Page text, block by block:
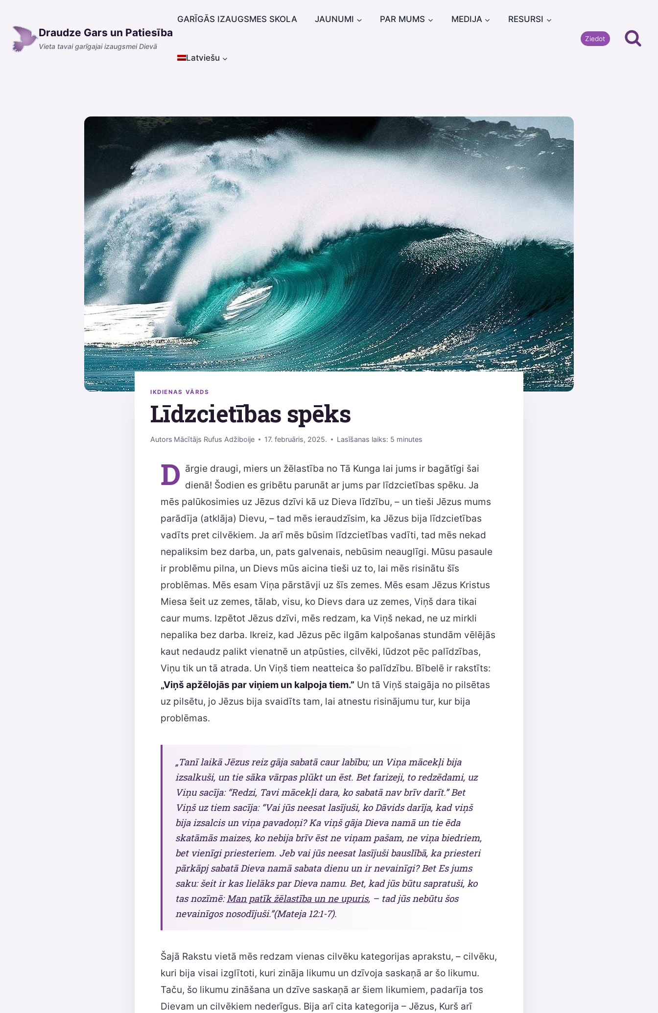
content
Draudze Gars un Patiesība
Vieta tavai garīgajai izaugsmei Dievā
GARĪGĀS IZAUGSMES SKOLA JAUNUMI PAR MUMS MEDIJA RESURSI
Latviešu
Ziedot
IKDIENAS VĀRDS
Līdzcietības spēks
Autors Mācītājs Rufus Adžiboije 17. februāris, 2025. Lasīšanas laiks: 5 minutes
D ārgie draugi, miers un žēlastība no Tā Kunga lai jums ir bagātīgi šai
dienā! Šodien es gribētu parunāt ar jums par līdzcietības spēku. Ja
mēs palūkosimies uz Jēzus dzīvi kā uz Dieva līdzību, – un tieši Jēzus mums
parādīja (atklāja) Dievu, – tad mēs ieraudzīsim, ka Jēzus bija līdzcietības
vadīts pret cilvēkiem. Ja arī mēs būsim līdzcietības vadīti, tad mēs nekad
nepaliksim bez darba, un, pats galvenais, nebūsim neauglīgi. Mūsu pasaule
ir problēmu pilna, un Dievs mūs aicina tieši uz to, lai mēs risinātu šīs
problēmas. Mēs esam Viņa pārstāvji uz šīs zemes. Mēs esam Jēzus Kristus
Miesa šeit uz zemes, tālab, visu, ko Dievs dara uz zemes, Viņš dara tikai
caur mums. Izpētot Jēzus dzīvi, mēs redzam, ka Viņš nekad, ne uz mirkli
nepalika bez darba. Ikreiz, kad Jēzus pēc ilgām kalpošanas stundām vēlējās
kaut nedaudz palikt vienatnē un atpūsties, cilvēki, lūdzot pēc palīdzības,
Viņu tik un tā atrada. Un Viņš tiem neatteica šo palīdzību. Bībelē ir rakstīts:
„Viņš apžēlojās par viņiem un kalpoja tiem.” Un tā Viņš staigāja no pilsētas
uz pilsētu, jo Jēzus bija svaidīts tam, lai atnestu risinājumu tur, kur bija
problēmas.
„Tanī laikā Jēzus reiz gāja sabatā caur labību; un Viņa mācekļi bija
izsalkuši, un tie sāka vārpas plūkt un ēst. Bet farizeji, to redzēdami, uz
Viņu sacīja: “Redzi, Tavi mācekļi dara, ko sabatā nav brīv darīt.” Bet
Viņš uz tiem sacīja: “Vai jūs neesat lasījuši, ko Dāvids darīja, kad viņš
bija izsalcis un viņa pavadoņi? Ka viņš gāja Dieva namā un tie ēda
skatāmās maizes, ko nebija brīv ēst ne viņam pašam, ne viņa biedriem,
bet vienīgi priesteriem. Jeb vai jūs neesat lasījuši bauslībā, ka priesteri
pārkāpj sabatā Dieva namā sabata dienu un ir nevainīgi? Bet Es jums
saku: šeit ir kas lielāks par Dieva namu. Bet, kad jūs būtu sapratuši, ko
tas nozīmē:Man patīk žēlastība un ne upuris, – tad jūs nebūtu šos
nevainīgos nosodījuši.”(Mateja 12:1-7).
Šajā Rakstu vietā mēs redzam vienas cilvēku kategorijas aprakstu, – cilvēku,
kuri bija visai izglītoti, kuri zināja likumu un dzīvoja saskaņā ar šo likumu.
Taču, šo likumu zināšana un dzīve saskaņā ar šiem likumiem, padarīja tos
Dievam un cilvēkiem nederīgus. Bija arī cita kategorija – Jēzus, Kurš arī